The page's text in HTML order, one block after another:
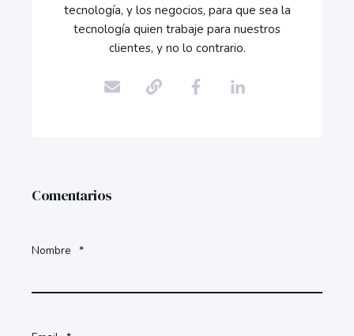
tecnología, y los negocios, para que sea la
tecnología quien trabaje para nuestros
clientes, y no lo contrario.
Comentarios
Nombre *